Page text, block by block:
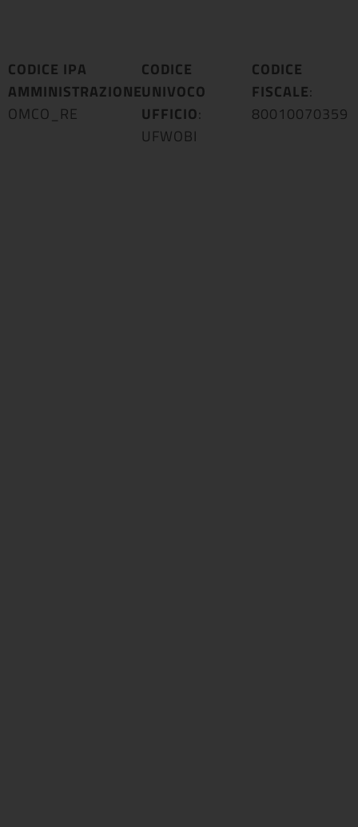
CODICE IPA
AMMINISTRAZIONE:
OMCO_RE
CODICE
UNIVOCO
UFFICIO:
UFWOBI
CODICE
FISCALE:
80010070359